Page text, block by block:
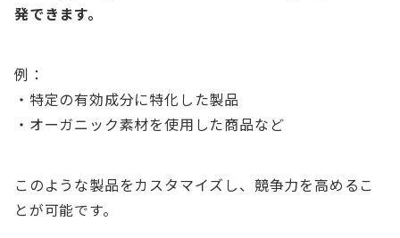
発できます。
例：
・特定の有効成分に特化した製品
・オーガニック素材を使用した商品など
このような製品をカスタマイズし、競争力を高めるこ
とが可能です。